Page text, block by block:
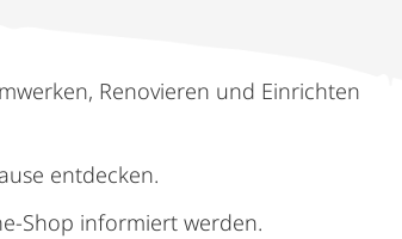
Renovieren und Einrichten
entdecken.
Shop informiert werden.